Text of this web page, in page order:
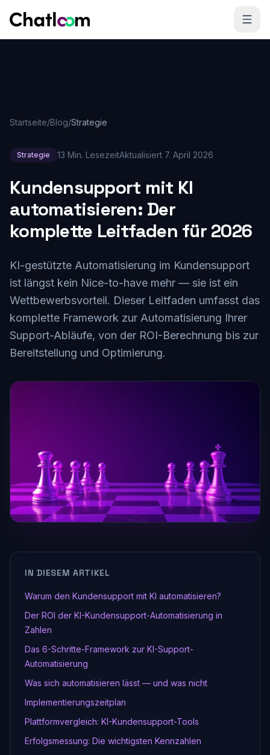
Startseite/Blog/Strategie
Strategie 13 Min. LesezeitAktualisiert 7. April 2026
Kundensupport mit KI
automatisieren: Der
komplette Leitfaden für 2026
KI-gestützte Automatisierung im Kundensupport
ist längst kein Nice-to-have mehr — sie ist ein
Wettbewerbsvorteil. Dieser Leitfaden umfasst das
komplette Framework zur Automatisierung Ihrer
Support-Abläufe, von der ROI-Berechnung bis zur
Bereitstellung und Optimierung.
IN DIESEM ARTIKEL
Warum den Kundensupport mit KI automatisieren?
Der ROI der KI-Kundensupport-Automatisierung in
Zahlen
Das 6-Schritte-Framework zur KI-Support-
Automatisierung
Was sich automatisieren lässt — und was nicht
Implementierungszeitplan
Plattformvergleich: KI-Kundensupport-Tools
Erfolgsmessung: Die wichtigsten Kennzahlen